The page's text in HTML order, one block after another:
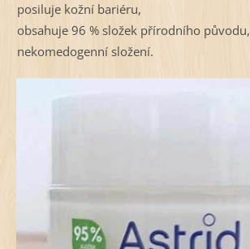
posiluje kožní bariéru,
obsahuje 96 % složek přírodního původu,
nekomedogenní složení.